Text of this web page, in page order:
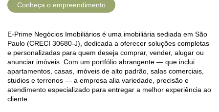
Conheça o empreendimento
E-Prime Negócios Imobiliários é uma imobiliária sediada em São
Paulo (CRECI 30680-J), dedicada a oferecer soluções completas
e personalizadas para quem deseja comprar, vender, alugar ou
anunciar imóveis. Com um portfólio abrangente — que inclui
apartamentos, casas, imóveis de alto padrão, salas comerciais,
studios e terrenos — a empresa alia variedade, precisão e
atendimento especializado para entregar a melhor experiência ao
cliente.